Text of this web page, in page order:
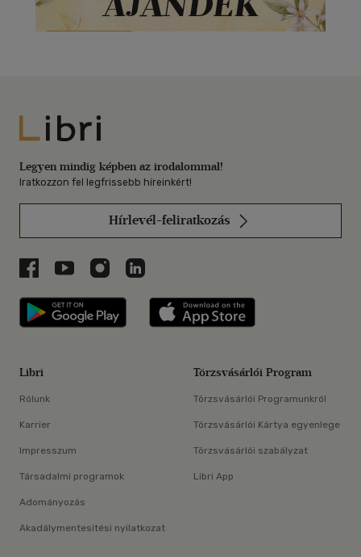
Libri
Legyen mindig képben az irodalommal!
Iratkozzon fel legfrissebb híreinkért!
Hírlevél-feliratkozás
Libri a Facebookon
Libri a Youtube-on
Libri az Instagramon
Libri a LinkedInen
Libri applikáció Szerezd meg: Google
Libri
Rólunk
Karrier
Impresszum
Társadalmi programok
Adományozás
Akadálymentesítési nyilatkozat
Törzsvásárlói Program
Törzsvásárlói Programunkról
Törzsvásárlói Kártya egyenlege
Törzsvásárlói szabályzat
Libri App